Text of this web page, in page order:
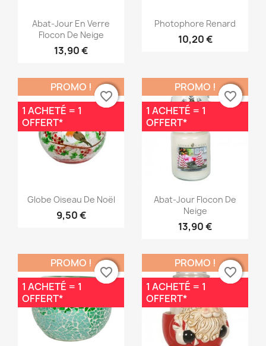
Aperçu rapide
Abat-Jour En Verre
Flocon De Neige
13,90 €
Aperçu rapide
Photophore Renard
10,20 €
Aperçu rapide
Globe Oiseau De Noël
9,50 €
PROMO !
1 ACHETÉ = 1
OFFERT*
favorite_border
favorite_border
Aperçu rapide
Abat-Jour Flocon De
Neige
13,90 €
PROMO !
1 ACHETÉ = 1
OFFERT*
favorite_border
favorite_border
PROMO !
1 ACHETÉ = 1
OFFERT*
favorite_border
favorite_border
PROMO !
1 ACHETÉ = 1
OFFERT*
favorite_border
favorite_border